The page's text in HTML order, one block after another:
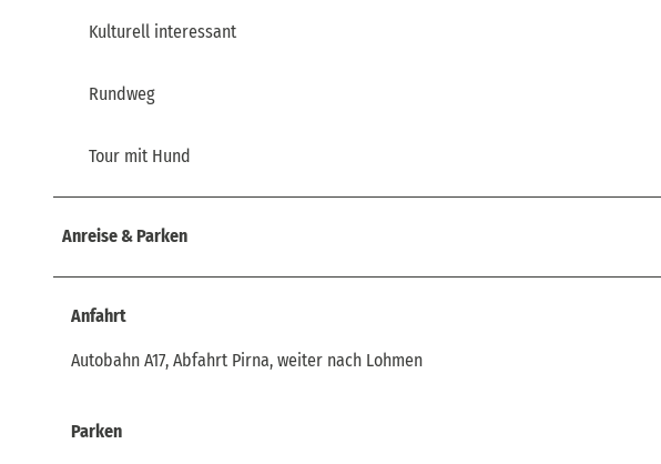
Kulturell interessant
Rundweg
Tour mit Hund
Anreise & Parken
Anfahrt
Autobahn A17, Abfahrt Pirna, weiter nach Lohmen
Parken